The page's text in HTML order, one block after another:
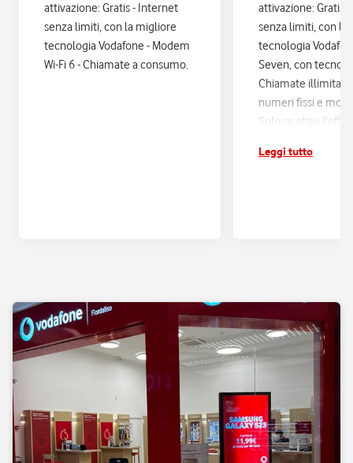
attivazione: Gratis - Internet
senza limiti, con la migliore
tecnologia Vodafone - Modem
Wi-Fi 6 - Chiamate a consumo.
attivazione: Gratis.
senza limiti, con la
tecnologia
Seven, con
Chiamate illimitate
numeri fissi e
Solo se attivi
sconti ed
Leggi tutto